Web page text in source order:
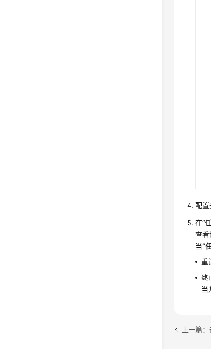
配置
在“
查看
当“
重
终
当
上一篇